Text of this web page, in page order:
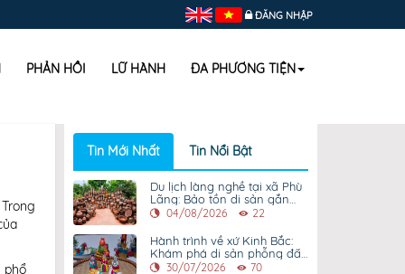
ĐĂNG NHẬP
PHẢN HỒI LỮ HÀNH ĐA PHƯƠNG TIỆN
phổ
Tin Mới Nhất Tin Nổi Bật
Du lịch làng nghề tại xã Phù
Lãng: Bảo tồn di sản gắn
với phát triển kinh tế bền
04/08/2026 22
Hành trình về xứ Kinh Bắc:
Khám phá di sản phỗng đất
làng Hồ gắn với du lịch trải
30/07/2026 70